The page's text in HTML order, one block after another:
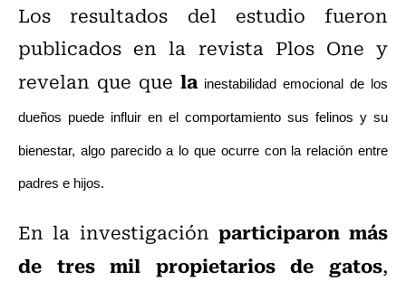
Los resultados del estudio fueron
publicados en la revista Plos One y
revelan que que la inestabilidad emocional de los
dueños puede influir en el comportamiento sus felinos y su
bienestar, algo parecido a lo que ocurre con la relación entre
padres e hijos.
En la investigación participaron más
de tres mil propietarios de gatos,